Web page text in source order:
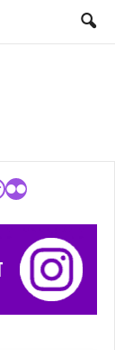
Flickr